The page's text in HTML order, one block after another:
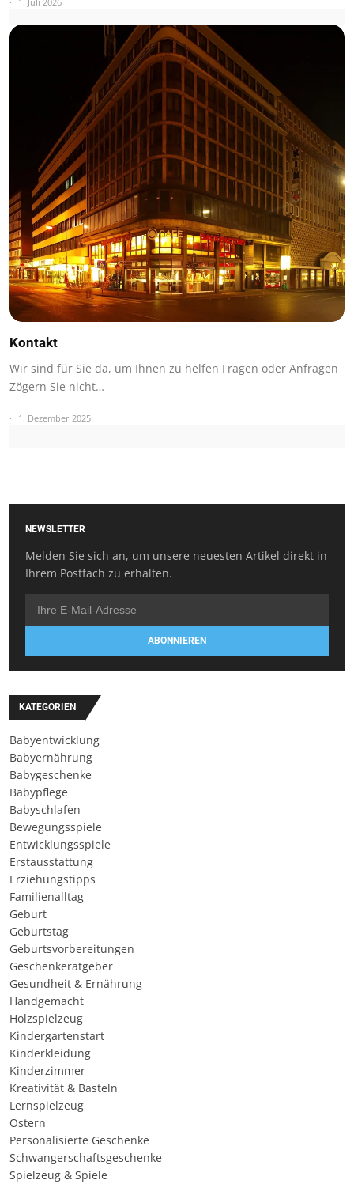
Kontakt
Wir sind für Sie da, um Ihnen zu helfen Fragen oder Anfragen
Zögern Sie nicht…
1. Dezember 2025
NEWSLETTER
Melden Sie sich an, um unsere neuesten Artikel direkt in
Ihrem Postfach zu erhalten.
ABONNIEREN
KATEGORIEN
Babyentwicklung
Babyernährung
Babygeschenke
Babypflege
Babyschlafen
Bewegungsspiele
Entwicklungsspiele
Erstausstattung
Erziehungstipps
Familienalltag
Geburt
Geburtstag
Geburtsvorbereitungen
Geschenkeratgeber
Gesundheit & Ernährung
Handgemacht
Holzspielzeug
Kindergartenstart
Kinderkleidung
Kinderzimmer
Kreativität & Basteln
Lernspielzeug
Ostern
Personalisierte Geschenke
Schwangerschaftsgeschenke
Spielzeug & Spiele